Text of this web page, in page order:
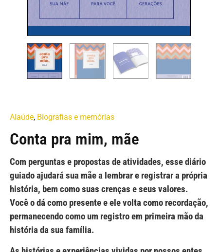
Alaúde, Biografias e memórias
Conta pra mim, mãe
Com perguntas e propostas de atividades, esse diário
guiado ajudará sua mãe a lembrar e registrar a própria
história, bem como suas crenças e seus valores.
Você o dá como presente e ele volta como recordação,
permanecendo como um registro em primeira mão da
história da sua família.